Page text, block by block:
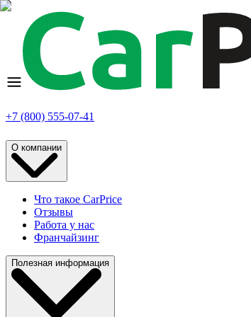
+7 (800) 555-07-41
О компании
Что такое CarPrice
Отзывы
Работа у нас
Франчайзинг
Полезная информация